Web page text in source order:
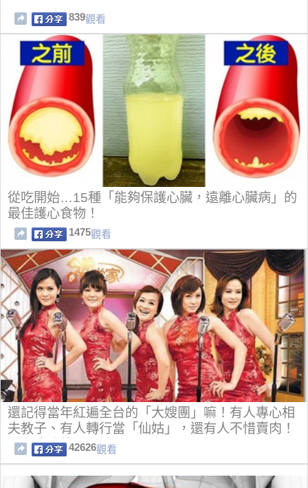
839觀看
從吃開始…15種「能夠保護心臟，遠離心臟病」的
最佳護心食物！
1475觀看
還記得當年紅遍全台的「大嫂團」嘛！有人專心相
夫教子、有人轉行當「仙姑」，還有人不惜賣肉！
混最成功的只有她！
42626觀看